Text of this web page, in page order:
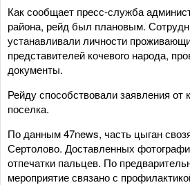
Как сообщает пресс-служба
района, рейд был плановым.
устанавливали личности
представителей кочевого народа,
документы.
Рейду способствовали заявления от
поселка.
По данным 47news, часть цыган
Сертолово. Доставленных
отпечатки пальцев. По
мероприятие связано с